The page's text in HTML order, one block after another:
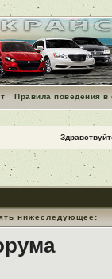
Правила поведения
нижеследующее: